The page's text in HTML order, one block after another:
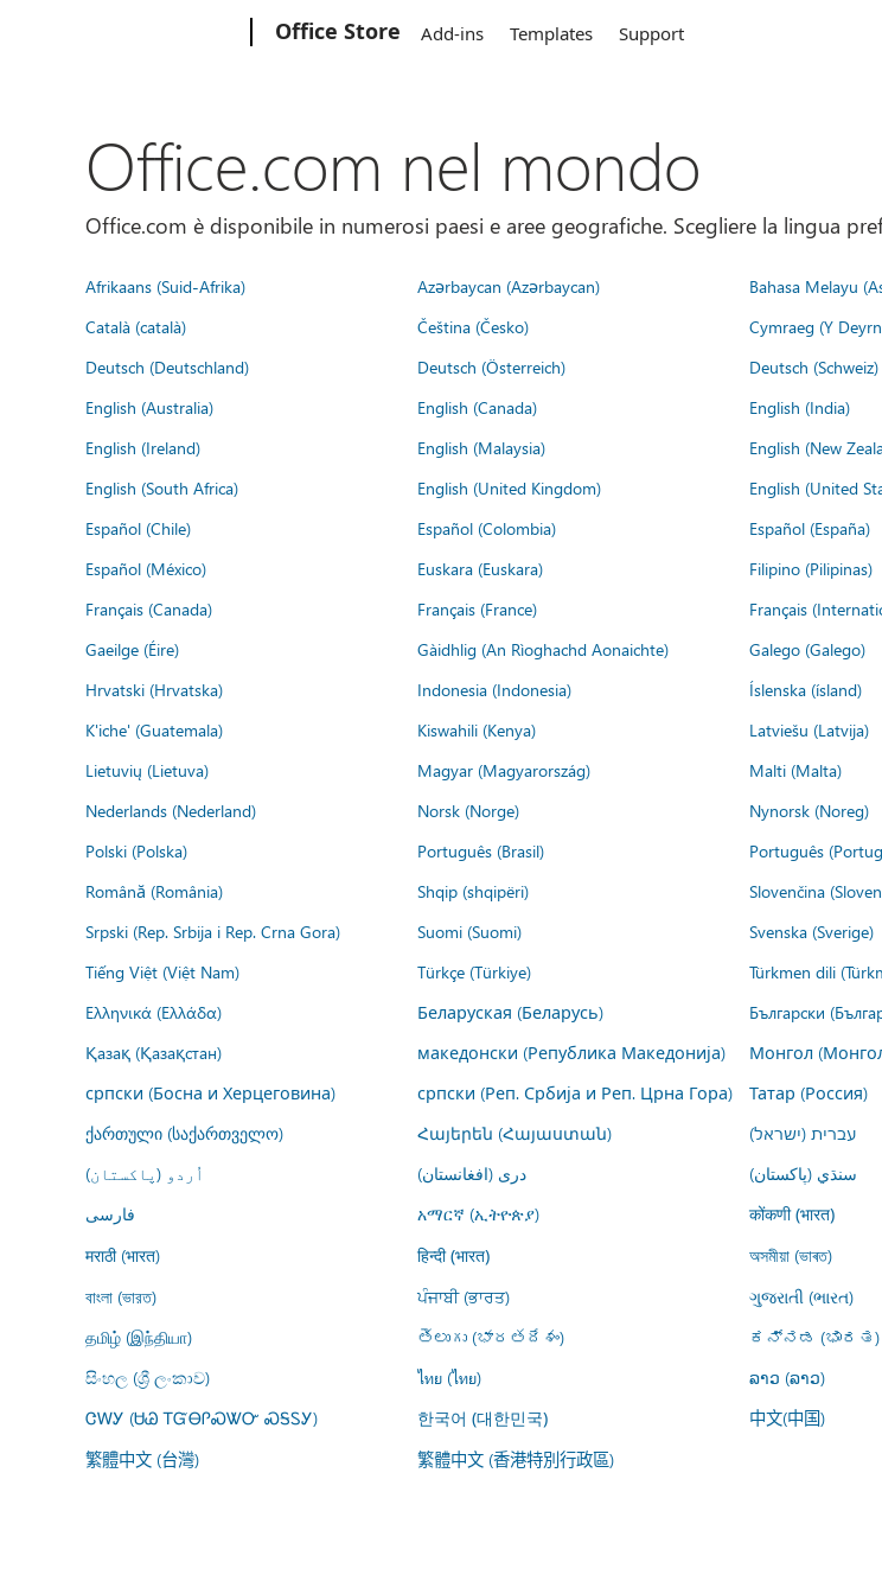
Office Store Add-ins Templates Support
Office.com nel mondo
Office.com è disponibile in numerosi paesi e aree geografiche. Scegliere la lingua
Afrikaans (Suid-Afrika) Azərbaycan (Azərbaycan) Bahasa Melayu
Català (català)
Čeština (Česko) Cymraeg (Y
Deutsch (Deutschland)
Deutsch (Österreich) Deutsch (Schweiz)
English (Australia)
English (Canada) English (India)
English (Ireland)
English (Malaysia) English (New
English (South Africa)
English (United Kingdom) English (United
Español (Chile)
Español (Colombia) Español (España)
Español (México)
Euskara (Euskara) Filipino (Pilipinas)
Français (Canada)
Français (France) Français
Gaeilge (Éire)
Gàidhlig (An Rìoghachd Aonaichte) Galego (Galego)
Hrvatski (Hrvatska)
Indonesia (Indonesia) Íslenska (ísland)
K'iche' (Guatemala)
Kiswahili (Kenya) Latviešu (Latvija)
Lietuvių (Lietuva)
Magyar (Magyarország) Malti (Malta)
Nederlands (Nederland)
Norsk (Norge) Nynorsk (Noreg)
Polski (Polska)
Português (Brasil) Português
Română (România)
Shqip (shqipëri) Slovenčina
Srpski (Rep. Srbija i Rep. Crna Gora)
Suomi (Suomi) Svenska (Sverige)
Tiếng Việt (Việt Nam)
Türkçe (Türkiye) Türkmen dili
Ελληνικά (Ελλάδα)
Беларуская (Беларусь) Български
Қазақ (Қазақстан)
македонски (Република Македонија) Монгол
српски (Босна и Херцеговина)
српски (Реп. Србија и Реп. Црна Гора) Татар (Россия)
ქართული (საქართველო)
Հայերեն (Հայաստան) עברית (ישראל)
اُردو (پاکستان)
درى (افغانستان) سنڌي (پاکستان)
فارسى
አማርኛ (ኢትዮጵያ) कोंकणी (भारत)
मराठी (भारत)
हिन्दी (भारत) অসমীয়া (ভাৰত)
বাংলা (ভারত)
ਪੰਜਾਬੀ (ਭਾਰਤ) ગુજરાતી (ભારત)
தமிழ் (இந்தியா)
తెలుగు (భారతదేశం) ಕನ್ನಡ (ಭಾರತ)
සිංහල (ශ්‍රී ලංකාව)
ไทย (ไทย) ລາວ (ລາວ)
ᏣᎳᎩ (ᏌᏊ ᎢᏳᎾᎵᏍᏔᏅ ᏍᎦᏚᎩ)
한국어 (대한민국) 中文(中国)
繁體中文 (台灣) 繁體中文 (香港特別行政區)